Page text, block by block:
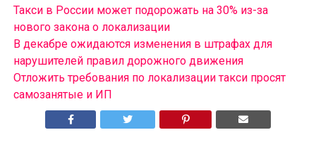
Такси в России может подорожать на 30% из-за
нового закона о локализации
В декабре ожидаются изменения в штрафах для
нарушителей правил дорожного движения
Отложить требования по локализации такси просят
самозанятые и ИП